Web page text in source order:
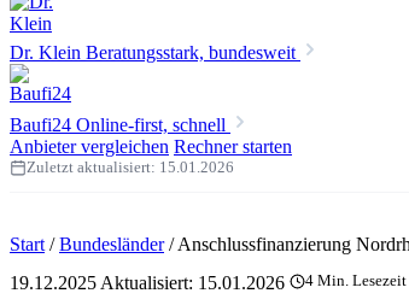
Dr. Klein Beratungsstark, bundesweit
Baufi24 Online-first, schnell
Anbieter vergleichen Rechner starten
Zuletzt aktualisiert: 15.01.2026
Start / Bundesländer / Anschlussfinanzierung
19.12.2025 Aktualisiert: 15.01.2026 4 Min. Lesezeit